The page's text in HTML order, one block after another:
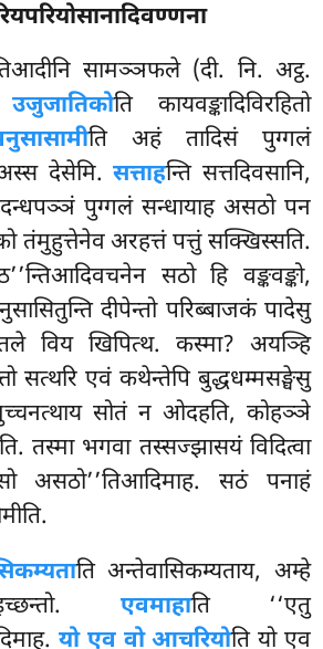
सामञ्ञफले (दी. नि. अट्ठ.
उजुजातिकोति कायवङ्कादिविरहितो
ति अहं तादिसं पुग्गलं
देसेमि.सत्ताहन्ति सत्तदिवसानि,
पुग्गलं सन्धायाह असठो पन
तंमुहुत्तेनेव अरहत्तं पत्तुं सक्खिस्सति.
सठो हि वङ्कवङ्को,
दीपेन्तो परिब्बाजकं पादेसु
विय खिपित्थ. कस्मा? अयञ्हि
सत्थरि एवं कथेन्तेपि बुद्धधम्मसङ्घेसु
सोतं न ओदहति, कोहञ्ञे
तस्मा भगवा तस्सज्झासयं विदित्वा
असठो’’तिआदिमाह. सठं पनाहं
ति अन्तेवासिकम्यताय, अम्हे
एवमाहाति ‘‘एतु
यो एव वो आचरियोति यो एव